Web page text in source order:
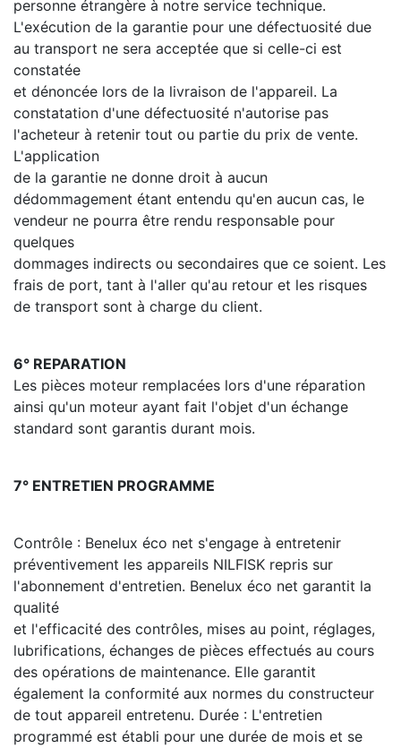
personne étrangère à notre service technique.
L'exécution de la garantie pour une défectuosité due
au transport ne sera acceptée que si celle-ci est
constatée
et dénoncée lors de la livraison de l'appareil. La
constatation d'une défectuosité n'autorise pas
l'acheteur à retenir tout ou partie du prix de vente.
L'application
de la garantie ne donne droit à aucun
dédommagement étant entendu qu'en aucun cas, le
vendeur ne pourra être rendu responsable pour
quelques
dommages indirects ou secondaires que ce soient. Les
frais de port, tant à l'aller qu'au retour et les risques
de transport sont à charge du client.
6° REPARATION
Les pièces moteur remplacées lors d'une réparation
ainsi qu'un moteur ayant fait l'objet d'un échange
standard sont garantis durant mois.
7° ENTRETIEN PROGRAMME
Contrôle : Benelux éco net s'engage à entretenir
préventivement les appareils NILFISK repris sur
l'abonnement d'entretien. Benelux éco net garantit la
qualité
et l'efficacité des contrôles, mises au point, réglages,
lubrifications, échanges de pièces effectués au cours
des opérations de maintenance. Elle garantit
également la conformité aux normes du constructeur
de tout appareil entretenu. Durée : L'entretien
programmé est établi pour une durée de mois et se